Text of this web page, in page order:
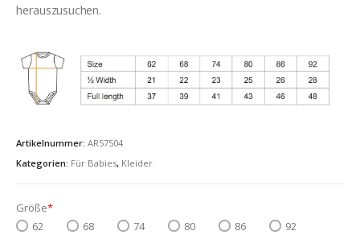
herauszusuchen.
Artikelnummer: AR57504
Kategorien: Für Babies, Kleider
Größe*
62
68 74 80 86 92